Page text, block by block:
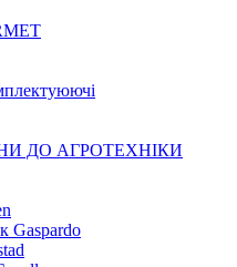
ДО АГРОТЕХНІКИ
Gaspardo